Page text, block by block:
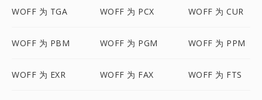
WOFF 为 TGA WOFF 为 PCX WOFF 为 CUR
WOFF 为 PBM WOFF 为 PGM WOFF 为 PPM
WOFF 为 EXR WOFF 为 FAX WOFF 为 FTS